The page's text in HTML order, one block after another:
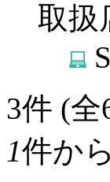
取扱
3件 (全
1件から